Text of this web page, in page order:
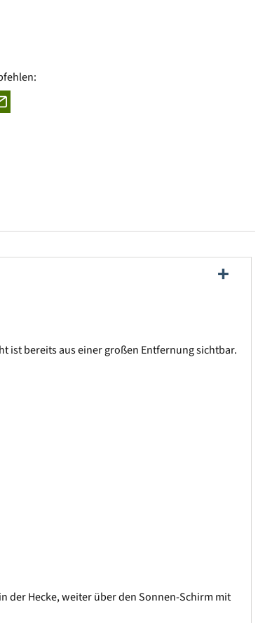
ist bereits aus einer großen Entfernung sichtbar.
der Hecke, weiter über den Sonnen-Schirm mit